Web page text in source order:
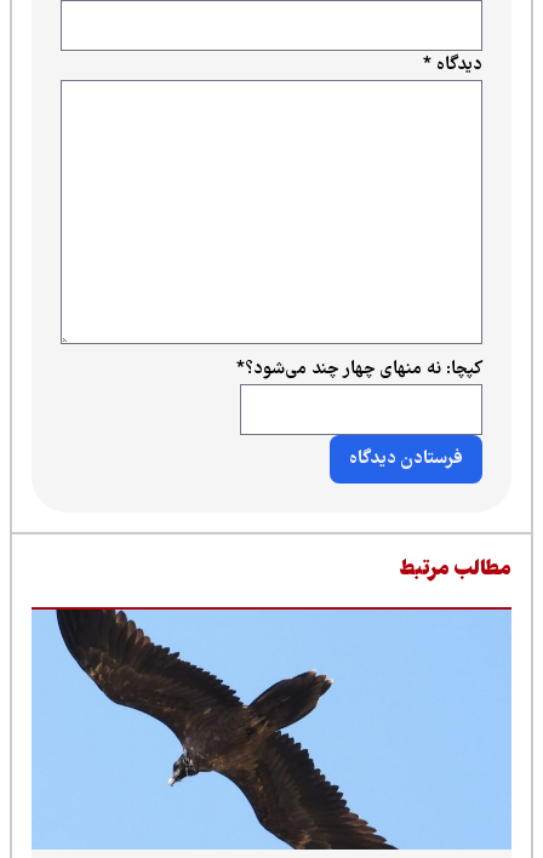
دیدگاه*
کپچا: نه منهای چهار چند می‌شود؟*
مرتبط